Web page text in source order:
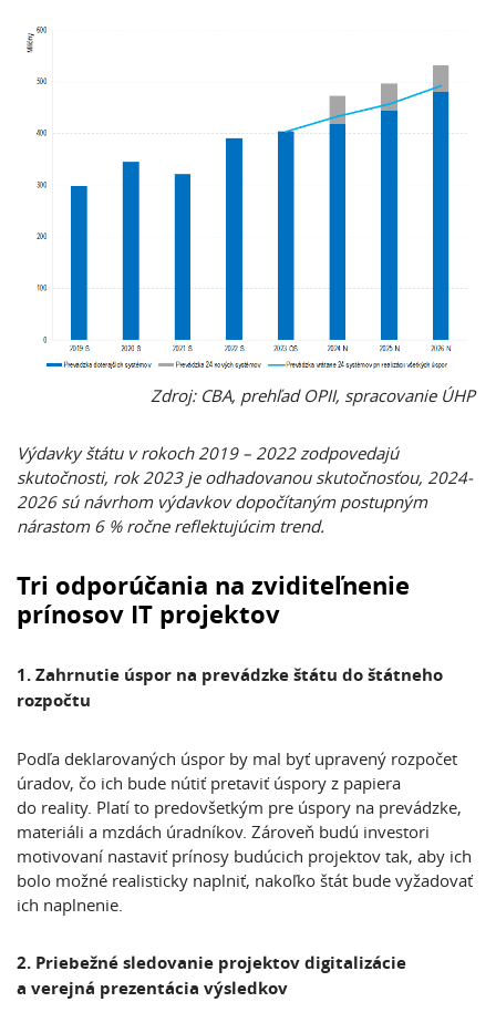
Zdroj: CBA, prehľad OPII, spracovanie ÚHP
Výdavky štátu v rokoch 2019 – 2022 zodpovedajú
skutočnosti, rok 2023 je odhadovanou skutočnosťou, 2024-
2026 sú návrhom výdavkov dopočítaným postupným
nárastom 6 % ročne reflektujúcim trend.
Tri odporúčania na zviditeľnenie
prínosov IT projektov
1. Zahrnutie úspor na prevádzke štátu do štátneho
rozpočtu
Podľa deklarovaných úspor by mal byť upravený rozpočet
úradov, čo ich bude nútiť pretaviť úspory z papiera
do reality. Platí to predovšetkým pre úspory na prevádzke,
materiáli a mzdách úradníkov. Zároveň budú investori
motivovaní nastaviť prínosy budúcich projektov tak, aby ich
bolo možné realisticky naplniť, nakoľko štát bude vyžadovať
ich naplnenie.
2. Priebežné sledovanie projektov digitalizácie
a verejná prezentácia výsledkov